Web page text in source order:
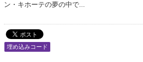
ン・キホーテの夢の中で...
埋め込みコード